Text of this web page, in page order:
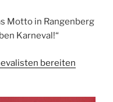
Motto in Rangenberg
Karneval!“
bereiten